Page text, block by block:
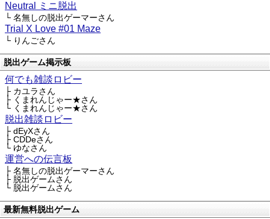
Neutral ミニ脱出
└ 名無しの脱出ゲーマーさん
Trial X Love #01 Maze
└ りんごさん
脱出ゲーム掲示板
何でも雑談ロビー
├ カユラさん
├ くまれんじゃー★さん
└ くまれんじゃー★さん
脱出雑談ロビー
├ dEyXさん
├ CDDeさん
└ ゆなさん
運営への伝言板
├ 名無しの脱出ゲーマーさん
├ 脱出ゲームさん
└ 脱出ゲームさん
最新無料脱出ゲーム